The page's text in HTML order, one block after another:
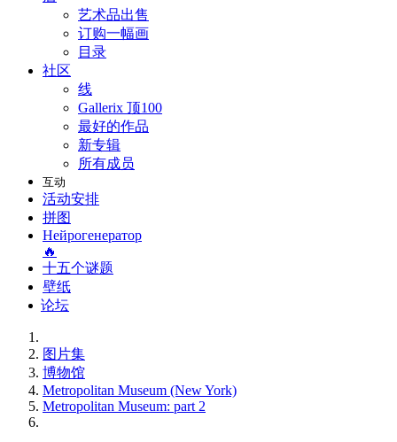
艺术品出售
订购一幅画
目录
社区
线
Gallerix 顶100
最好的作品
新专辑
所有成员
互动
活动安排
拼图
Нейрогенератор
🔥
十五个谜题
壁纸
论坛
图片集
博物馆
Metropolitan Museum (New York)
Metropolitan Museum: part 2